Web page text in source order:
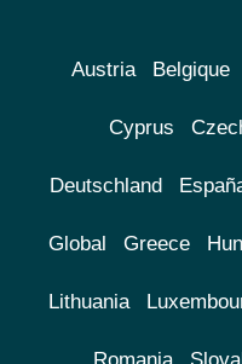
Austria Belgique
Cyprus
Deutschland
Global Greece
Lithuania